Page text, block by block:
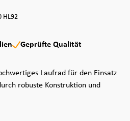
HL92
Geprüfte Qualität
Laufrad für den Einsatz
robuste Konstruktion und